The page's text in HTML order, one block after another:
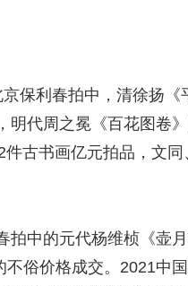
利春拍中，清徐扬《
代周之冕《百花图卷
古书画亿元拍品，文
中的元代杨维桢《壶
俗价格成交。2021中